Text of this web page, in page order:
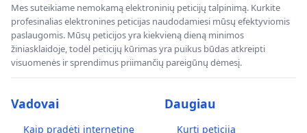
Mes suteikiame nemokamą elektroninių peticijų talpinimą. Kurkite
profesinalias elektronines peticijas naudodamiesi mūsų efektyviomis
paslaugomis. Mūsų peticijos yra kiekvieną dieną minimos
žiniasklaidoje, todėl peticijų kūrimas yra puikus būdas atkreipti
visuomenės ir sprendimus priimančių pareigūnų dėmesį.
Vadovai
Kaip pradėti internetinę
Daugiau
Kurti peticiją